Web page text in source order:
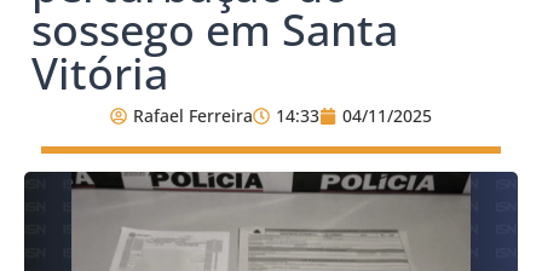
sossego em Santa
Vitória
Rafael Ferreira 14:33 04/11/2025